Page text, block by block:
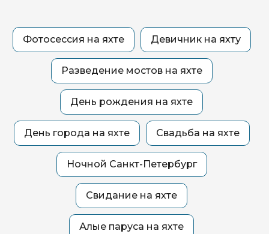
Фотосессия на яхте Девичник на яхту
Разведение мостов на яхте
День рождения на яхте
День города на яхте Свадьба на яхте
Ночной Санкт-Петербург
Свидание на яхте
Алые паруса на яхте